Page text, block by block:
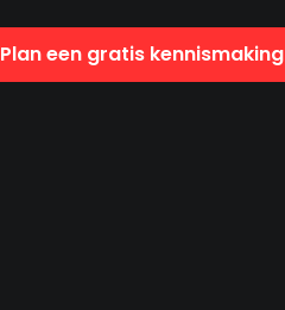
Plan een gratis kennismaking